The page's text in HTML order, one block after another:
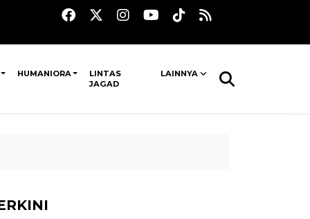
HUMANIORA
LINTAS
JAGAD
LAINNYA